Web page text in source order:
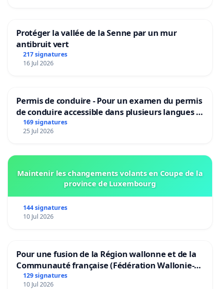
Protéger la vallée de la Senne par un mur
antibruit vert
217 signatures
16 Jul 2026
Permis de conduire - Pour un examen du permis
de conduire accessible dans plusieurs langues à
Bruxelles
169 signatures
25 Jul 2026
Maintenir les changements volants en Coupe de la
province de Luxembourg
144 signatures
10 Jul 2026
Pour une fusion de la Région wallonne et de la
Communauté française (Fédération Wallonie-
Bruxelles)
129 signatures
10 Jul 2026